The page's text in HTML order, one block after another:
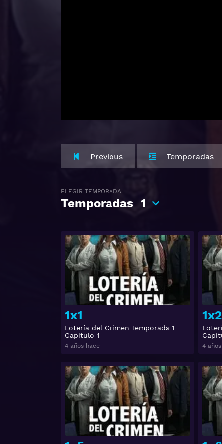
Previous Temporadas
ELEGIR TEMPORADA
Temporadas 1
1x1
Lotería del Crimen Temporada 1
Capitulo 1
4 años hace
Ver
1x2
4
Ver